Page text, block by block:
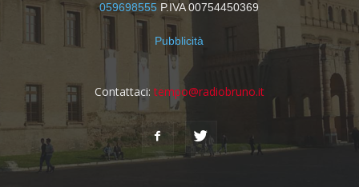
059698555 P.IVA 00754450369
Pubblicità
Contattaci: tempo@radiobruno.it